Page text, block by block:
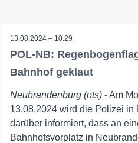
13.08.2024 – 10:29
POL-NB:
Bahnhof geklaut
Neubrandenburg (ots)- Am
13.08.2024 wird die Polizei in
darüber informiert, dass an
Bahnhofsvorplatz in